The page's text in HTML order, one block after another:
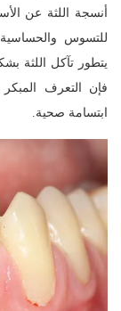
أنسجة اللثة عن
للتسوس
يتطور تآكل اللثة
فإن التعرف
ابتسامة صحية.